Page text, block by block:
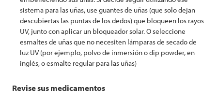
sistema para las uñas, use guantes de uñas (que solo dejan
descubiertas las puntas de los dedos) que bloqueen los rayos
UV, junto con aplicar un bloqueador solar. O seleccione
esmaltes de uñas que no necesiten lámparas de secado de
luz UV (por ejemplo, polvo de inmersión o dip powder, en
inglés, o esmalte regular para las uñas)
Revise sus medicamentos